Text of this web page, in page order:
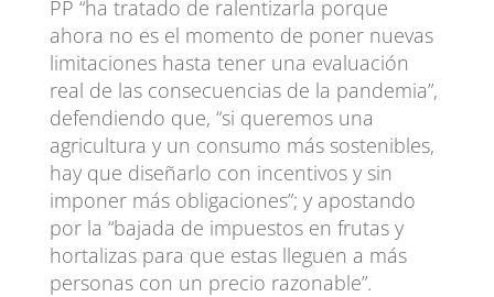
PP “ha tratado de ralentizarla porque
ahora no es el momento de poner nuevas
limitaciones hasta tener una evaluación
real de las consecuencias de la pandemia”,
defendiendo que, “si queremos una
agricultura y un consumo más sostenibles,
hay que diseñarlo con incentivos y sin
imponer más obligaciones”; y apostando
por la “bajada de impuestos en frutas y
hortalizas para que estas lleguen a más
personas con un precio razonable”.